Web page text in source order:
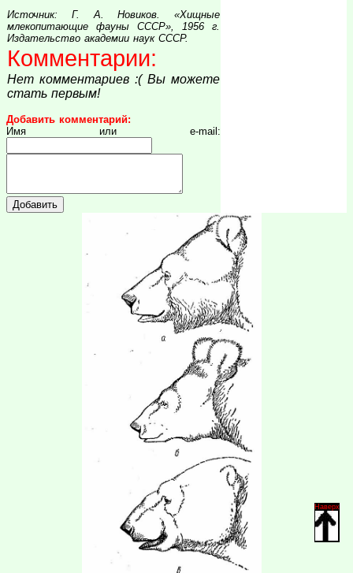
Источник: Г. А. Новиков. «Хищные
млекопитающие фауны СССР», 1956 г.
Издательство академии наук СССР.
Комментарии:
Нет комментариев :( Вы можете
стать первым!
Добавить комментарий:
Имя или e-mail:
Наверх